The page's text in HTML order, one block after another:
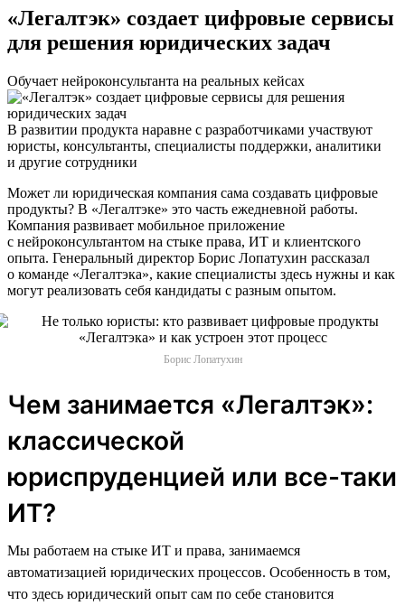
«Легалтэк» создает цифровые сервисы
для решения юридических задач
Обучает нейроконсультанта на реальных кейсах
В развитии продукта наравне с разработчиками участвуют
юристы, консультанты, специалисты поддержки, аналитики
и другие сотрудники
Может ли юридическая компания сама создавать цифровые
продукты? В «Легалтэке» это часть ежедневной работы.
Компания развивает мобильное приложение
с нейроконсультантом на стыке права, ИТ и клиентского
опыта. Генеральный директор Борис Лопатухин рассказал
о команде «Легалтэка», какие специалисты здесь нужны и как
могут реализовать себя кандидаты с разным опытом.
Борис Лопатухин
Чем занимается «Легалтэк»:
классической
юриспруденцией или все-таки
ИТ?
Мы работаем на стыке ИТ и права, занимаемся
автоматизацией юридических процессов. Особенность в том,
что здесь юридический опыт сам по себе становится